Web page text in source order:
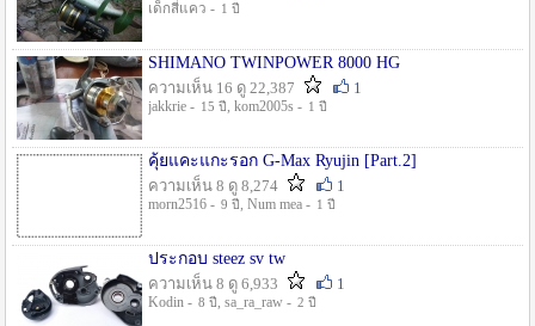
เด็กสี่แคว - 1 ปี
SHIMANO TWINPOWER 8000 HG
ความเห็น 16 ดู 22,387
1
jakkrie - 15 ปี , kom2005s - 1 ปี
คุ้ยแคะแกะรอก G-Max Ryujin [Part.2]
ความเห็น 8 ดู 8,274
1
morn2516 - 9 ปี , Num mea - 1 ปี
ประกอบ steez sv tw
ความเห็น 8 ดู 6,933
1
Kodin - 8 ปี , sa_ra_raw - 2 ปี